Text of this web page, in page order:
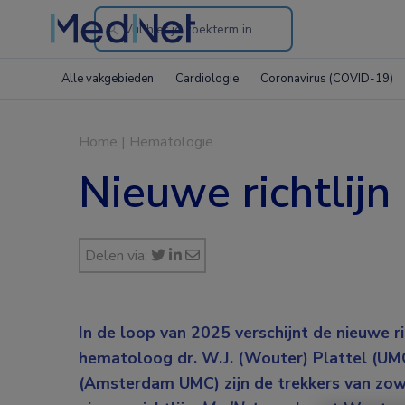
Search
the
Alle vakgebieden Cardiologie Coronavirus (COVID-19)
Home | Hematologie
Nieuwe
Delen via:
In de loop van 2025 verschijnt de nieuwe
hematoloog dr. W.J. (Wouter) Plattel
(Amsterdam UMC) zijn de trekkers van